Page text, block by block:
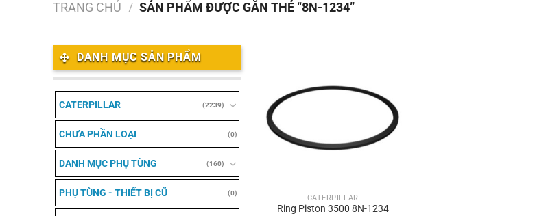
TRANG CHỦ / SẢN PHẨM ĐƯỢC GẮN THẺ “8N-1234”
DANH MỤC SẢN PHẨM
CATERPILLAR (2239)
CHƯA PHẦN LOẠI (0)
DANH MỤC PHỤ TÙNG (160)
PHỤ TÙNG - THIẾT BỊ CŨ (0)
CATERPILLAR
Ring Piston 3500 8N-1234